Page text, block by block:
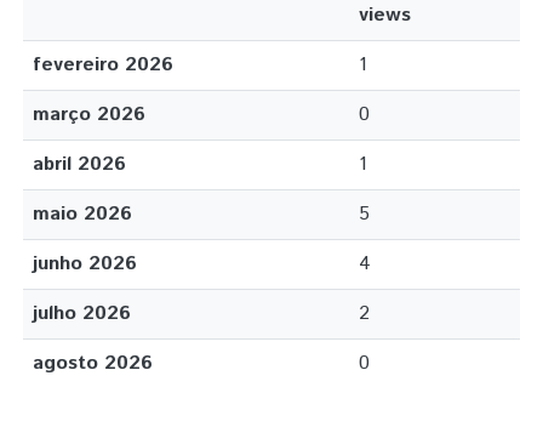
views
fevereiro 2026
1
março 2026
0
abril 2026
1
maio 2026
5
junho 2026
4
julho 2026
2
agosto 2026
0